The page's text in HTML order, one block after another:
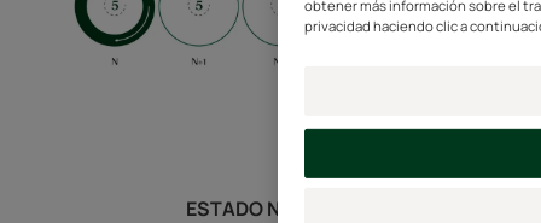
ESTADO NORMAL:
obtener más información sobre el
privacidad haciendo clic a